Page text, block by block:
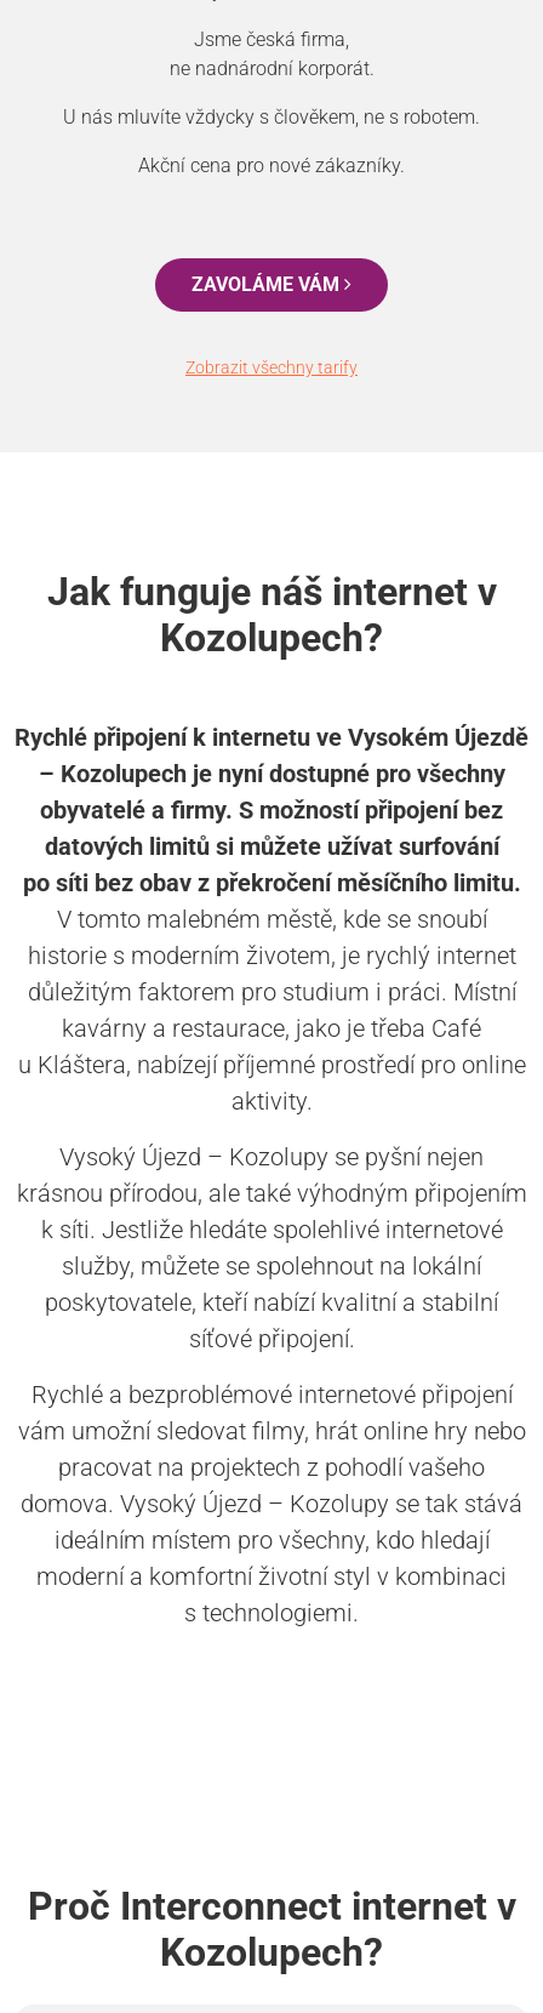
Jsme česká firma,
ne nadnárodní korporát.
U nás mluvíte vždycky s člověkem, ne s robotem.
Akční cena pro nové zákazníky.
ZAVOLÁME VÁM
Zobrazit všechny tarify
Jak funguje náš internet v
Kozolupech?
Rychlé připojení k internetu ve Vysokém Újezdě
– Kozolupech je nyní dostupné pro všechny
obyvatelé a firmy. S možností připojení bez
datových limitů si můžete užívat surfování
po síti bez obav z překročení měsíčního limitu.
V tomto malebném městě, kde se snoubí
historie s moderním životem, je rychlý internet
důležitým faktorem pro studium i práci. Místní
kavárny a restaurace, jako je třeba Café
u Kláštera, nabízejí příjemné prostředí pro online
aktivity.
Vysoký Újezd – Kozolupy se pyšní nejen
krásnou přírodou, ale také výhodným připojením
k síti. Jestliže hledáte spolehlivé internetové
služby, můžete se spolehnout na lokální
poskytovatele, kteří nabízí kvalitní a stabilní
síťové připojení.
Rychlé a bezproblémové internetové připojení
vám umožní sledovat filmy, hrát online hry nebo
pracovat na projektech z pohodlí vašeho
domova. Vysoký Újezd – Kozolupy se tak stává
ideálním místem pro všechny, kdo hledají
moderní a komfortní životní styl v kombinaci
s technologiemi.
Proč Interconnect internet v
Kozolupech?